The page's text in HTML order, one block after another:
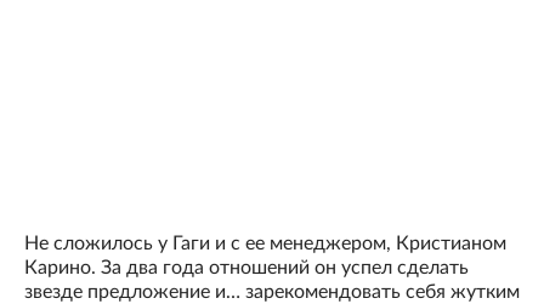
Не сложилось у Гаги и с ее менеджером, Кристианом
Карино. За два года отношений он успел сделать
звезде предложение и… зарекомендовать себя жутким